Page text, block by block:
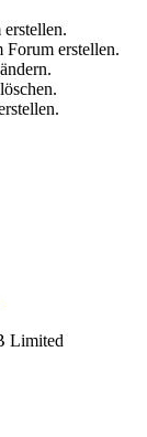
Forum erstellen.
ändern.
löschen.
Limited